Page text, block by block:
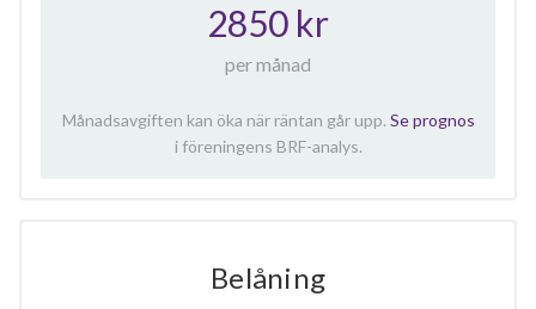
2850 kr
per månad
Månadsavgiften kan öka när räntan går upp. Se prognos
i föreningens BRF-analys.
Belåning